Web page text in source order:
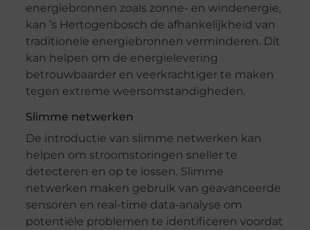
energiebronnen zoals zonne- en windenergie,
kan ’s Hertogenbosch de afhankelijkheid van
traditionele energiebronnen verminderen. Dit
kan helpen om de energielevering
betrouwbaarder en veerkrachtiger te maken
tegen extreme weersomstandigheden.
Slimme netwerken
De introductie van slimme netwerken kan
helpen om stroomstoringen sneller te
detecteren en op te lossen. Slimme
netwerken maken gebruik van geavanceerde
sensoren en real-time data-analyse om
potentiële problemen te identificeren voordat